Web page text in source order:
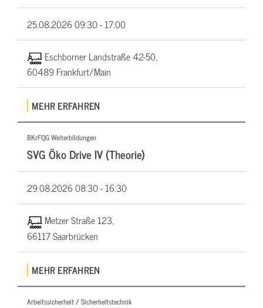
25.08.202609:30 - 17:00
Eschborner Landstraße 42-50,
60489 Frankfurt/Main
MEHR ERFAHREN
BKrFQG Weiterbildungen
SVG Öko Drive IV (Theorie)
29.08.202608:30 - 16:30
Metzer Straße 123,
66117 Saarbrücken
MEHR ERFAHREN
Arbeitssicherheit / Sicherheitstechnik